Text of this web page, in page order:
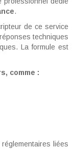
.
de ce service
techniques
La formule est
comme :
liées